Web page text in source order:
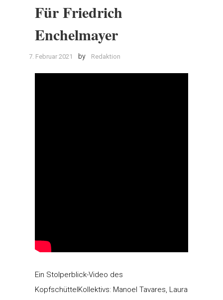
Für Friedrich
Enchelmayer
7. Februar 2021 by Redaktion
Ein Stolperblick-Video des
KopfschüttelKollektivs: Manoel Tavares, Laura